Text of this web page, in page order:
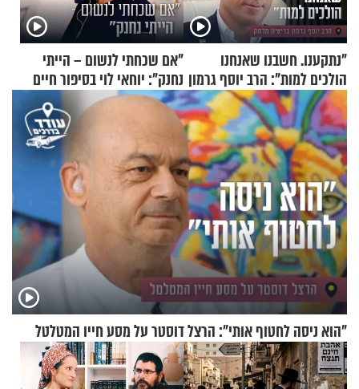
"נתקענו. חשבנו שאנחנו
הולכים למות": הרב יוסף גרמון
בריאיון מרתק
"אם שכחתי לנשום – הייתי
נחנק": יוחאי לוי בסיפור חיים
מעורר השראה
"הוא ניסה לחטוף אותי": הרצל דוסטר על מסע חייו המטלטל